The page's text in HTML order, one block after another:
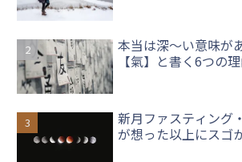
本当は深〜い意味が
【氣】と書く6つの
新月ファスティング
が想った以上にスゴ